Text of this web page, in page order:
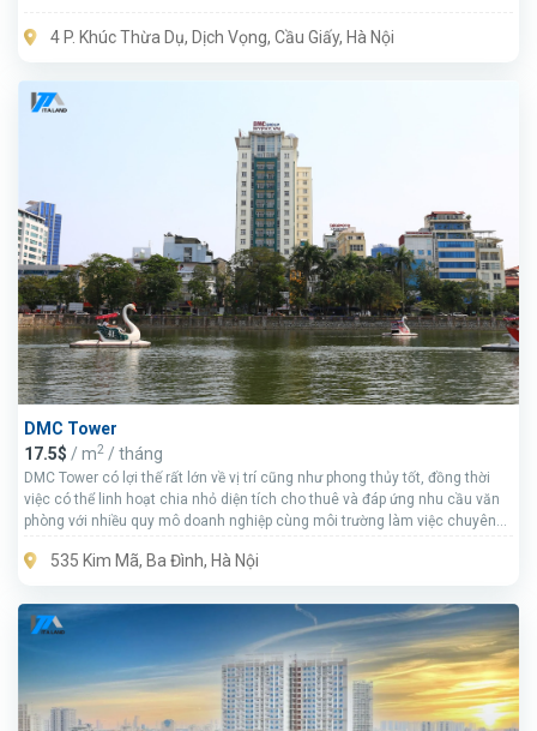
4 P. Khúc Thừa Dụ, Dịch Vọng, Cầu Giấy, Hà Nội
DMC Tower
17.5$ / m2 / tháng
DMC Tower có lợi thế rất lớn về vị trí cũng như phong thủy tốt, đồng thời
việc có thể linh hoạt chia nhỏ diện tích cho thuê và đáp ứng nhu cầu văn
phòng với nhiều quy mô doanh nghiệp cùng môi trường làm việc chuyên
535 Kim Mã, Ba Đình, Hà Nội